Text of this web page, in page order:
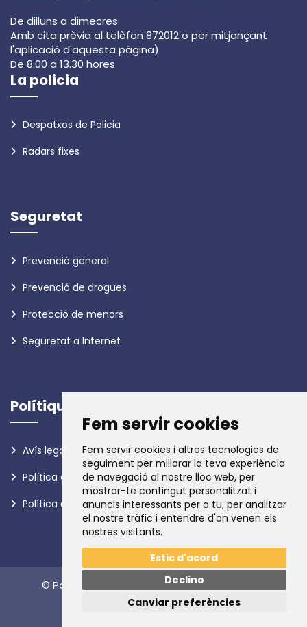
Fem servir cookies
Fem servir cookies i altres tecnologies de
seguiment per millorar la teva experiència
de navegació al nostre lloc web, per
mostrar-te contingut personalitzat i
anuncis interessants per a tu, per analitzar
el nostre tràfic i entendre d'on venen els
nostres visitants.
Estic d'acord
Declino
Canviar preferències
De dilluns a dimecres
Amb cita prèvia al telèfon 872012 o per mitjançant
l'aplicació d'aquesta pàgina)
De 8.00 a 13.30 hores
La policia
Despatxos de Policia
Radars fixes
Seguretat
Prevenció general
Prevenció de drogues
Protecció de menors
Seguretat a Internet
Polítiques
Avís legal
Política de privadesa
Política de galetes
© Policia d'Andorra. Tots els drets reservats.